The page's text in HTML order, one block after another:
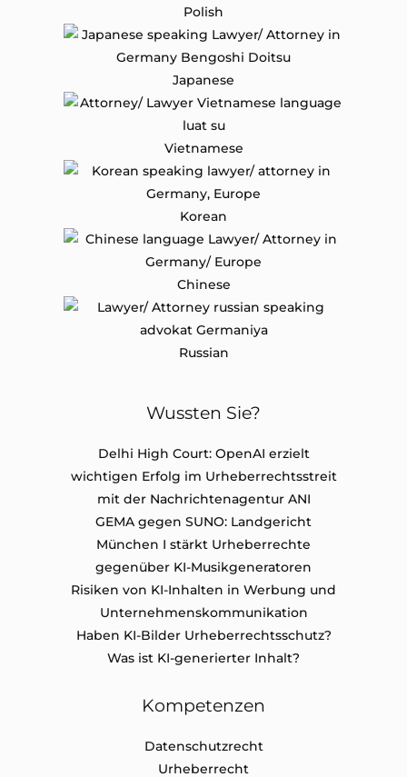
Polish
Japanese
Vietnamese
Korean
Chinese
Russian
Wussten Sie?
Delhi High Court: OpenAI erzielt
wichtigen Erfolg im Urheberrechtsstreit
mit der Nachrichtenagentur ANI
GEMA gegen SUNO: Landgericht
München I stärkt Urheberrechte
gegenüber KI-Musikgeneratoren
Risiken von KI-Inhalten in Werbung und
Unternehmenskommunikation
Haben KI-Bilder Urheberrechtsschutz?
Was ist KI-generierter Inhalt?
Kompetenzen
Datenschutz​recht
Urheberrecht